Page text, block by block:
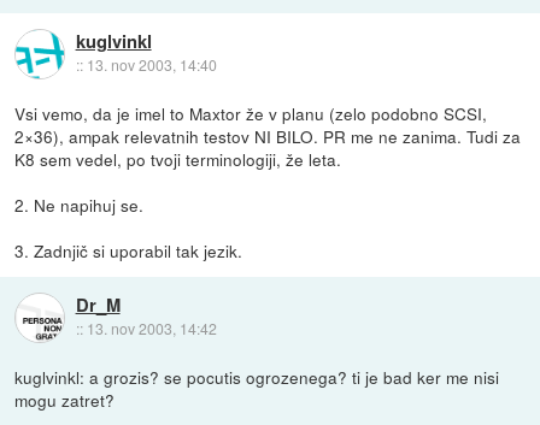
kuglvinkl
:: 13. nov 2003, 14:40
Vsi vemo, da je imel to Maxtor že v planu (zelo podobno SCSI,
2×36), ampak relevatnih testov NI BILO. PR me ne zanima. Tudi za
K8 sem vedel, po tvoji terminologiji, že leta.
2. Ne napihuj se.
3. Zadnjič si uporabil tak jezik.
Dr_M
:: 13. nov 2003, 14:42
kuglvinkl: a grozis? se pocutis ogrozenega? ti je bad ker me nisi
mogu zatret?